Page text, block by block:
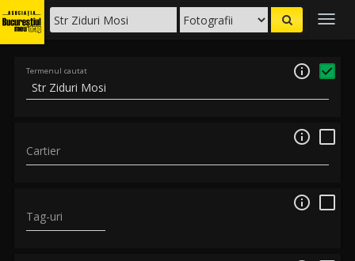
Termenul cautat 
Cartier

Tag-uri
